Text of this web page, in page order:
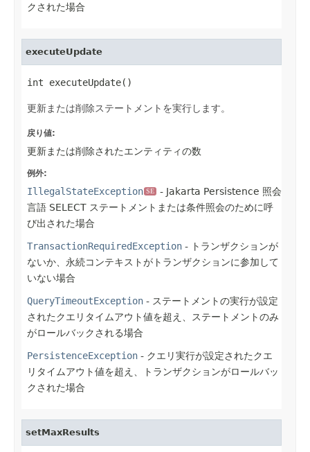
クされた場合
executeUpdate
int executeUpdate()
更新または削除ステートメントを実行します。
戻り値:
更新または削除されたエンティティの数
例外:
IllegalStateException SE
- Jakarta Persistence 照会
言語 SELECT ステートメントまたは条件照会のために呼
び出された場合
TransactionRequiredException - トランザクションが
ないか、永続コンテキストがトランザクションに参加して
いない場合
QueryTimeoutException - ステートメントの実行が設定
されたクエリタイムアウト値を超え、ステートメントのみ
がロールバックされる場合
PersistenceException - クエリ実行が設定されたクエ
リタイムアウト値を超え、トランザクションがロールバッ
クされた場合
setMaxResults